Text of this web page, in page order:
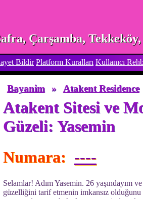
Çarşamba, Tekkeköy,
Bildir Platform Kuralları Kullanıcı
Bayanim » Atakent Residence
Atakent Sitesi ve
Güzeli: Yasemin
Numara: ----
Selamlar! Adım Yasemin. 26 yaşındayım
güzelliğini tarif etmenin imkansız